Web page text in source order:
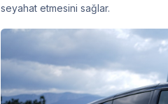
seyahat etmesini sağlar.